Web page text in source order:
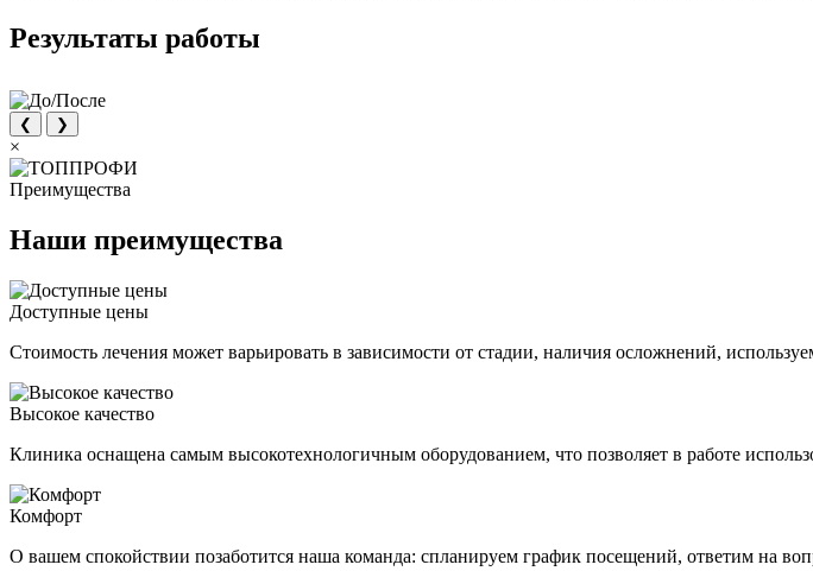
Результаты работы
❮ ❯
×
Преимущества
Наши преимущества
Доступные цены
Стоимость лечения может варьировать в зависимости от стадии, наличия осложнений,
Высокое качество
Клиника оснащена самым высокотехнологичным оборудованием, что позволяет в работе
Комфорт
О вашем спокойствии позаботится наша команда: спланируем график посещений, ответим на